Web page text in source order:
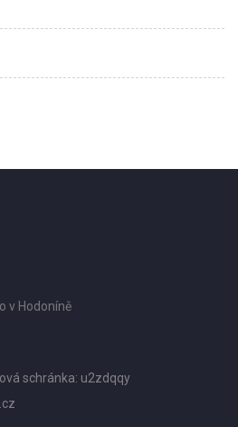
v Hodoníně
schránka: u2zdqqy